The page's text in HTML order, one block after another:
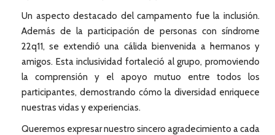
Un aspecto destacado del campamento fue la inclusión.
Además de la participación de personas con síndrome
22q11, se extendió una cálida bienvenida a hermanos y
amigos. Esta inclusividad fortaleció al grupo, promoviendo
la comprensión y el apoyo mutuo entre todos los
participantes, demostrando cómo la diversidad enriquece
nuestras vidas y experiencias.
Queremos expresar nuestro sincero agradecimiento a cada